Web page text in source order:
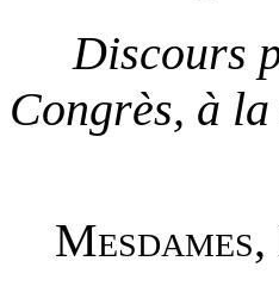
Discours
Congrès, à